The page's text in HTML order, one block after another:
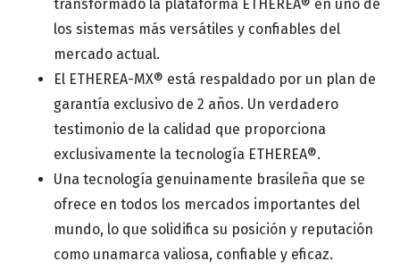
Mensaje
transformado la plataforma ETHEREA® en uno de
los sistemas más versátiles y confiables del
mercado actual.
El ETHEREA-MX® está respaldado por un plan de
garantía exclusivo de 2 años. Un verdadero
testimonio de la calidad que proporciona
exclusivamente la tecnología ETHEREA®.
Una tecnología genuinamente brasileña que se
ofrece en todos los mercados importantes del
mundo, lo que solidifica su posición y reputación
como unamarca valiosa, confiable y eficaz.